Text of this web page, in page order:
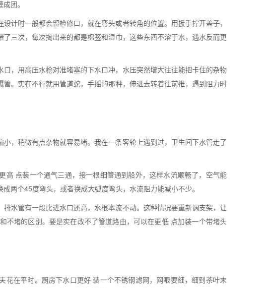
团。
计时一般都会留检修口，就在弯头或者转角的位置。用扳手拧开盖子，
三次，每次掏出来的都是棉签和湿巾，这些东西不溶于水，遇水反而更
，用高压水枪对准堵塞的下水口冲，水压突然增大往往能把卡住的杂物
。实在不行就用管道蛇，手摇的那种，伸进去转着往前推，遇到阻力时
，稍微有点杂物就容易堵。我在一条客轮上遇到过，卫生间下水管走了
点装一个通气三通，接一根细管通到船外，这样水流顺畅了，空气能
两个45度弯头，或者换成大弧度弯头，水流阻力能减小不少。
水管有一段比进水口还高，水根本流不动。这种情况要重新调支架，让
不堵的区别。要是实在改不了管道路由，可以在更低 点加装一个带堵头
在平时。厨房下水口更好 装一个不锈钢滤网，网眼要细，细到茶叶末